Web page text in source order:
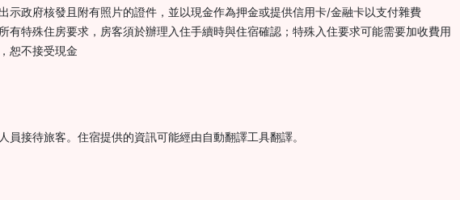
示政府核發且附有照片的證件，並以現金作為押金或提供信用卡/金融卡以支付雜費
有特殊住房要求，房客須於辦理入住手續時與住宿確認；特殊入住要求可能需要加收費用
恕不接受現金
員接待旅客。住宿提供的資訊可能經由自動翻譯工具翻譯。